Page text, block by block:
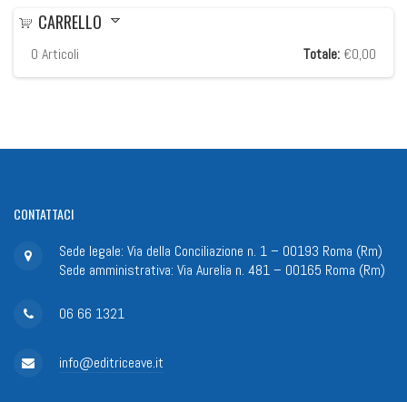
CARRELLO
0 Articoli Totale: €0,00
CONTATTACI
Sede legale: Via della Conciliazione n. 1 – 00193 Roma (Rm)
Sede amministrativa: Via Aurelia n. 481 – 00165 Roma (Rm)
06 66 1321
info@editriceave.it